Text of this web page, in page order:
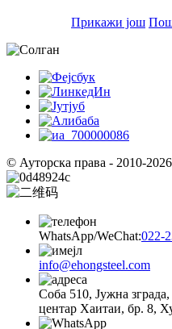
Прикажи још
© Ауторска права - 2010-
WhatsApp/WeChat:022-
info@ehongsteel.com
Соба 510, Јужна
центар Хаитаи, бр. 8,